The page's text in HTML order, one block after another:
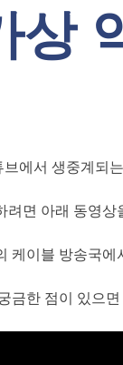
상
에서 생중계되
려면 아래 동영
케이블 방송국
금한 점이 있으